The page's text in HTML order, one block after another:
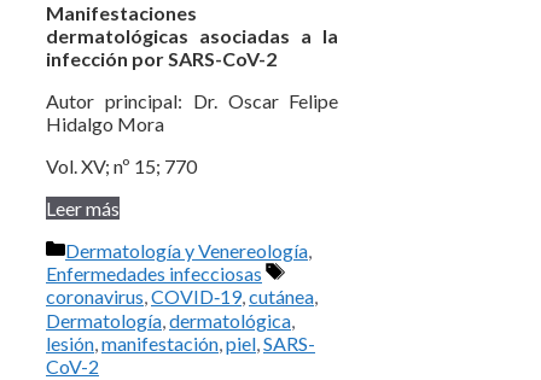
Manifestaciones
dermatológicas asociadas a la
infección por SARS-CoV-2
Autor principal: Dr. Oscar Felipe
Hidalgo Mora
Vol. XV; nº 15; 770
Leer más
Categorías
Dermatología y Venereología,
Enfermedades infecciosas
Etiquetas
coronavirus,COVID‑19,cutánea,
Dermatología,dermatológica,
lesión,manifestación,piel,SARS-
CoV-2